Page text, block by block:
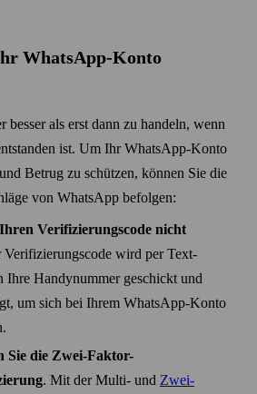
WhatsApp-Konto
besser als erst dann zu handeln, wenn
ist. Um Ihr WhatsApp-Konto
Betrug zu schützen, können Sie die
von WhatsApp befolgen:
Verifizierungs­code nicht
Verifizierungs­code wird per Text­
Ihre Handy­nummer geschickt und
um sich bei Ihrem WhatsApp-Konto
Sie die Zwei-Faktor-
. Mit der Multi- und Zwei-